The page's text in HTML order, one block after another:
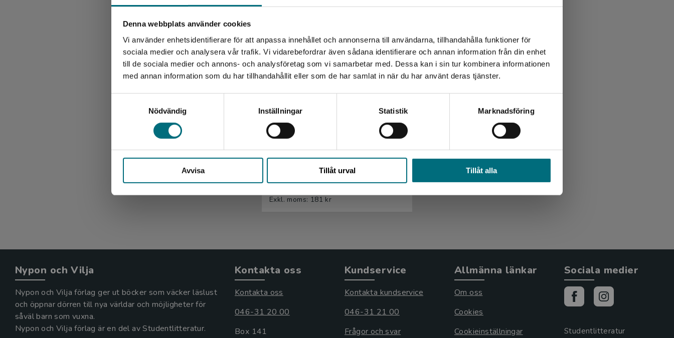
Denna webbplats använder cookies
Vi använder enhetsidentifierare för att anpassa innehållet och annonserna till användarna, tillhandahålla funktioner för
sociala medier och analysera vår trafik. Vi vidarebefordrar även sådana identifierare och annan information från din enhet
till de sociala medier och annons- och analysföretag som vi samarbetar med. Dessa kan i sin tur kombinera informationen
med annan information som du har tillhandahållit eller som de har samlat in när du har använt deras tjänster.
Nödvändig
Inställningar Statistik Marknadsföring
Avvisa Tillåt urval Tillåt alla
Det verkar som att du besöker nyponochviljaforlag.se via
en enhet utanför Sverige. Vi erbjuder inte leveranser
utanför Sverige. För att kunna slutföra ett köp måste
leveransadressen vara i Sverige.
Exkl. moms: 181 kr
Nypon och Vilja
Nypon och Vilja förlag ger ut böcker som väcker läslust
och öppnar dörren till nya världar och möjligheter för
såväl barn som vuxna.
Nypon och Vilja förlag är en del av Studentlitteratur.
Kontakta oss
Kontakta oss
046-31 20 00
Box 141
Kundservice
Kontakta kundservice
046-31 21 00
Frågor och svar
Allmänna länkar
Om oss
Cookies
Cookieinställningar
Sociala medier
Studentlitteratur